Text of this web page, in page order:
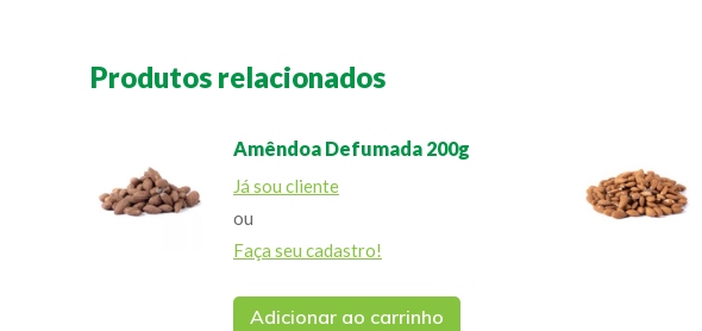
Produtos relacionados
Amêndoa Defumada 200g
Já sou cliente
ou
Faça seu cadastro!
Adicionar ao carrinho